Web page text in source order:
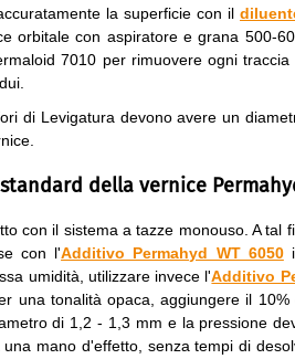
la superficie con il
orbitale con aspiratore e grana 500-
7010 per rimuovere ogni
di Levigatura devono avere un
della vernice
con il sistema a tazze monouso. A tal
con l'Additivo Permahyd WT 6050
umidità, utilizzare invece l'Additivo
una tonalità opaca, aggiungere il
di 1,2 - 1,3 mm e la pressione
mano d'effetto, senza tempi di